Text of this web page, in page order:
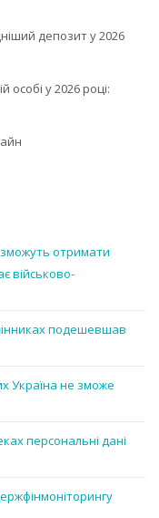
депозит у 2026
особі у 2026 році:
зможуть отримати
військово-
подешевшав
Україна не зможе
персональні дані